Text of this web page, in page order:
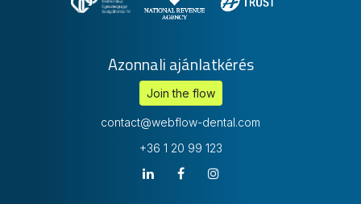
Azonnali ajánlatkérés
Join the flow
contact@webflow-dental.com
+36 1 20 99 123